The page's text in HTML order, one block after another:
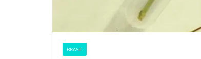
BRASIL